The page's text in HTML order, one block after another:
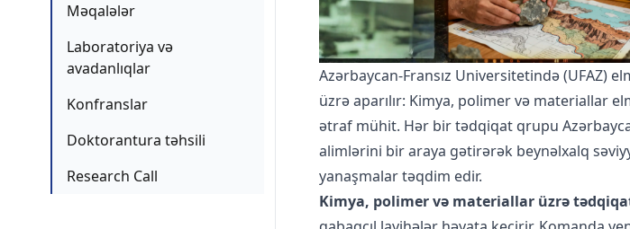
Məqalələr
Laboratoriya və
avadanlıqlar
Konfranslar
Doktorantura təhsili
Research Call
Azərbaycan-Fransız Universitetində (UFAZ)
üzrə aparılır: Kimya, polimer və materiallar
ətraf mühit. Hər bir tədqiqat qrupu
alimlərini bir araya gətirərək beynəlxalq
yanaşmalar təqdim edir.
Kimya, polimer və materiallar üzrə